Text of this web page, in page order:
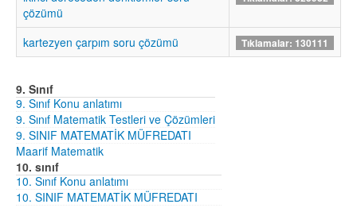
çözümü
kartezyen çarpım soru çözümü Tıklamalar: 130111
9. Sınıf
9. Sınıf Konu anlatımı
9. Sınıf Matematik Testleri ve Çözümleri
9. SINIF MATEMATİK MÜFREDATI
Maarif Matematik
10. sınıf
10. Sınıf Konu anlatımı
10. SINIF MATEMATİK MÜFREDATI